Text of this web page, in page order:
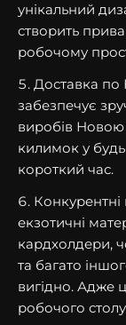
унікальний
створить
робочому
Доставка по
забезпечує
виробів
килимок у
короткий час.
Конкурентні
екзотичні
кардхолдери,
та багато
вигідно. Адже
робочого